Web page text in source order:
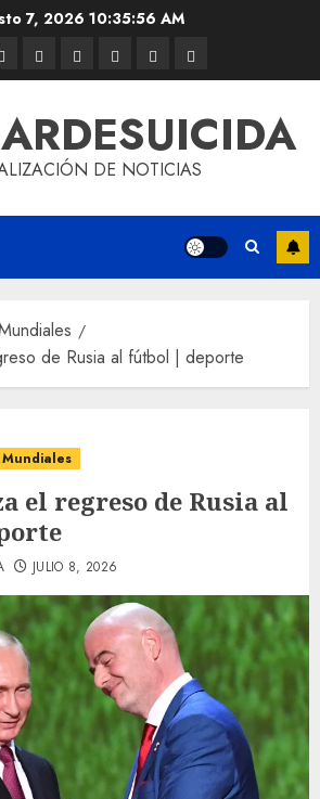
7, 2026 10:35:56 AM
DE NOTICIAS
de Rusia al fútbol | deporte
el regreso de Rusia al
JULIO 8, 2026